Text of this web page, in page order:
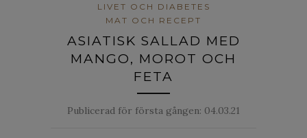
LIVET OCH DIABETES
MAT OCH RECEPT
ASIATISK SALLAD MED
MANGO, MOROT OCH
FETA
Publicerad för första gången: 04.03.21